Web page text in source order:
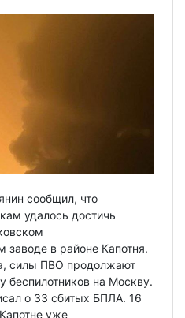
сообщил, что
удалось достичь
в районе Капотня.
силы ПВО продолжают
беспилотников на Москву.
о 33 сбитых БПЛА. 16
уже